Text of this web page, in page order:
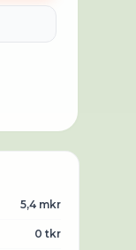
5,4 mkr
0 tkr